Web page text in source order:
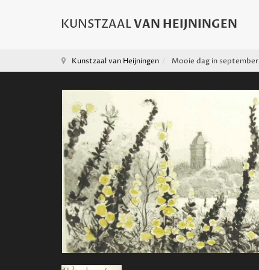
Kunstzaal van Heijningen Mooie dag in september